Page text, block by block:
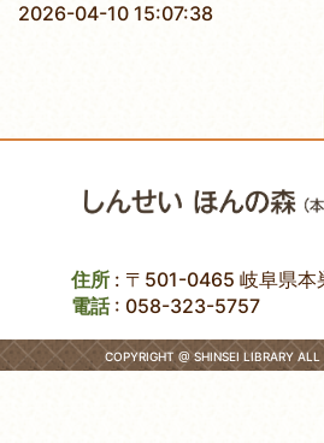
2026-04-10 15:07:38
住所 : 〒501-0465 岐阜県本
電話: 058-323-5757
COPYRIGHT @ SHINSEI LIBRARY ALL